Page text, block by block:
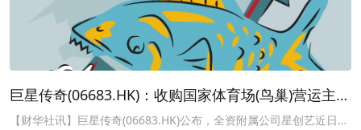
巨星传奇(06683.HK)：收购国家体育场(鸟巢)营运主体
公司1.17%股权
【财华社讯】巨星传奇(06683.HK)公布，全资附属公司星创艺近日与